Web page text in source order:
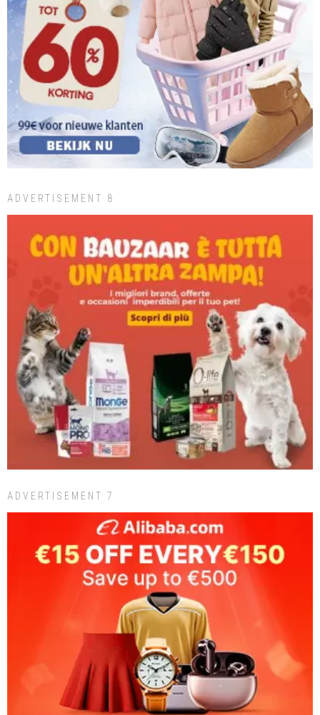
ADVERTISEMENT 8
ADVERTISEMENT 7